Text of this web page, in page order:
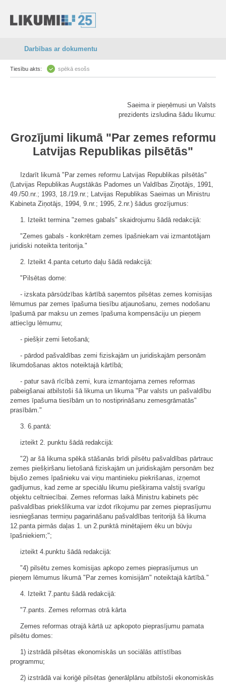
Darbības ar dokumentu
Tiesību akts: spēkā esošs
Saeima ir pieņēmusi un Valsts
prezidents izsludina šādu likumu:
Grozījumi likumā "Par zemes reformu
Latvijas Republikas pilsētās"
Izdarīt likumā "Par zemes reformu Latvijas Republikas pilsētās"
(Latvijas Republikas Augstākās Padomes un Valdības Ziņotājs, 1991,
49./50.nr.; 1993, 18./19.nr.; Latvijas Republikas Saeimas un Ministru
Kabineta Ziņotājs, 1994, 9.nr.; 1995, 2.nr.) šādus grozījumus:
1. Izteikt termina "zemes gabals" skaidrojumu šādā redakcijā:
"Zemes gabals - konkrētam zemes īpašniekam vai izmantotājam
juridiski noteikta teritorija."
2. Izteikt 4.panta ceturto daļu šādā redakcijā:
"Pilsētas dome:
- izskata pārsūdzības kārtībā saņemtos pilsētas zemes komisijas
lēmumus par zemes īpašuma tiesību atjaunošanu, zemes nodošanu
īpašumā par maksu un zemes īpašuma kompensāciju un pieņem
attiecīgu lēmumu;
- piešķir zemi lietošanā;
- pārdod pašvaldības zemi fiziskajām un juridiskajām personām
likumdošanas aktos noteiktajā kārtībā;
- patur savā rīcībā zemi, kura izmantojama zemes reformas
pabeigšanai atbilstoši šā likuma un likuma "Par valsts un pašvaldību
zemes īpašuma tiesībām un to nostiprināšanu zemesgrāmatās"
prasībām."
3. 6.pantā:
izteikt 2. punktu šādā redakcijā:
"2) ar šā likuma spēkā stāšanās brīdi pilsētu pašvaldības pārtrauc
zemes piešķiršanu lietošanā fiziskajām un juridiskajām personām bez
bijušo zemes īpašnieku vai viņu mantinieku piekrišanas, izņemot
gadījumus, kad zeme ar speciālu likumu piešķirama valstij svarīgu
objektu celtniecībai. Zemes reformas laikā Ministru kabinets pēc
pašvaldības priekšlikuma var izdot rīkojumu par zemes pieprasījumu
iesniegšanas termiņu pagarināšanu pašvaldības teritorijā šā likuma
12.panta pirmās daļas 1. un 2.punktā minētajiem ēku un būvju
īpašniekiem;";
izteikt 4.punktu šādā redakcijā:
"4) pilsētu zemes komisijas apkopo zemes pieprasījumus un
pieņem lēmumus likumā "Par zemes komisijām" noteiktajā kārtībā."
4. Izteikt 7.pantu šādā redakcijā:
"7.pants. Zemes reformas otrā kārta
Zemes reformas otrajā kārtā uz apkopoto pieprasījumu pamata
pilsētu domes:
1) izstrādā pilsētas ekonomiskās un sociālās attīstības
programmu;
2) izstrādā vai koriģē pilsētas ģenerālplānu atbilstoši ekonomiskās